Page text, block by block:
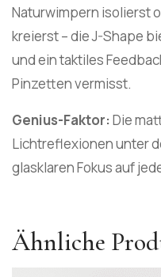
Naturwimpern isolierst
kreierst – die J-Shape
und ein taktiles
Pinzetten vermisst.
Genius-Faktor:Die
Lichtreflexionen unter
glasklaren Fokus auf
Ähnliche